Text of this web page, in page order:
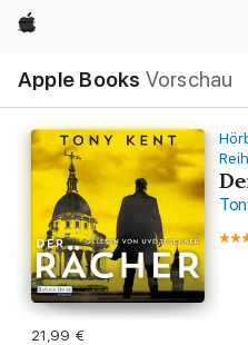
Apple
Apple Books Vorschau
Navigation
Menü
öffnen
21,99 €